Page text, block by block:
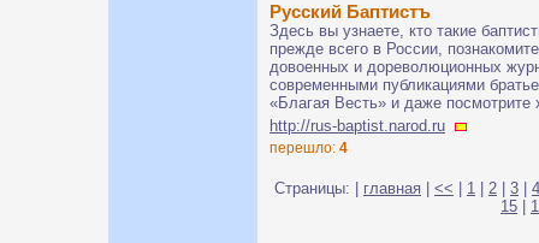
Русский Баптистъ
Здесь вы узнаете, кто такие
прежде всего в России,
довоенных и дореволюционных
современными публикациями
«Благая Весть» и даже посмотрите
http://rus-baptist.narod.ru
перешло: 4
Страницы: | главная << 1 2 3
4
15